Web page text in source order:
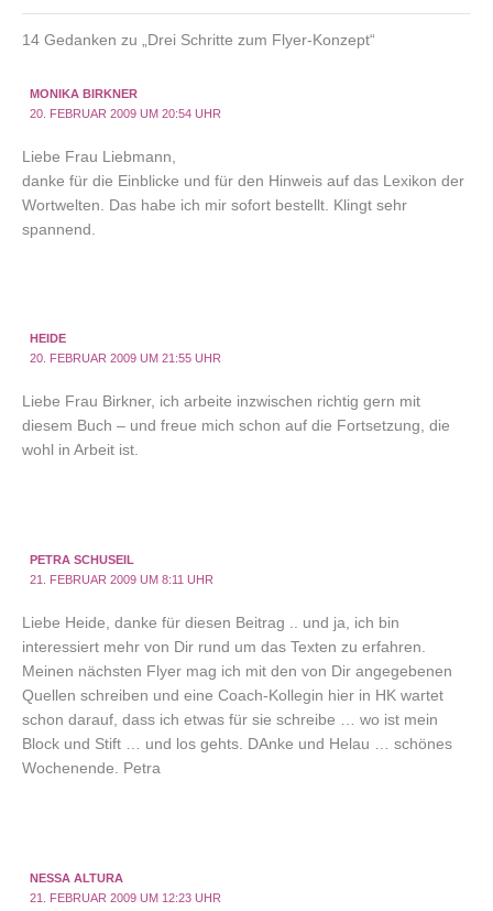
14 Gedanken zu „Drei Schritte zum Flyer-Konzept“
MONIKA BIRKNER
20. FEBRUAR 2009 UM 20:54 UHR
Liebe Frau Liebmann,
danke für die Einblicke und für den Hinweis auf das Lexikon der
Wortwelten. Das habe ich mir sofort bestellt. Klingt sehr
spannend.
HEIDE
20. FEBRUAR 2009 UM 21:55 UHR
Liebe Frau Birkner, ich arbeite inzwischen richtig gern mit
diesem Buch – und freue mich schon auf die Fortsetzung, die
wohl in Arbeit ist.
PETRA SCHUSEIL
21. FEBRUAR 2009 UM 8:11 UHR
Liebe Heide, danke für diesen Beitrag .. und ja, ich bin
interessiert mehr von Dir rund um das Texten zu erfahren.
Meinen nächsten Flyer mag ich mit den von Dir angegebenen
Quellen schreiben und eine Coach-Kollegin hier in HK wartet
schon darauf, dass ich etwas für sie schreibe … wo ist mein
Block und Stift … und los gehts. DAnke und Helau … schönes
Wochenende. Petra
NESSA ALTURA
21. FEBRUAR 2009 UM 12:23 UHR